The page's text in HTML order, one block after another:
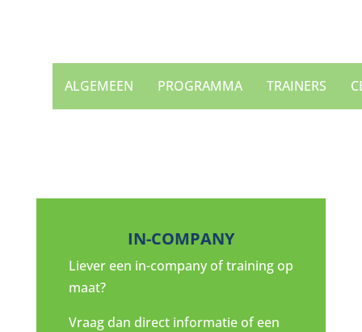
ALGEMEEN PROGRAMMA TRAINERS
IN-COMPANY
Liever een in-company of training op
maat?
Vraag dan direct informatie of een